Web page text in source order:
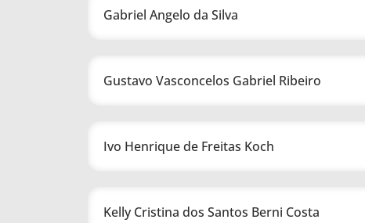
Gabriel Angelo da Silva
Gustavo Vasconcelos Gabriel Ribeiro
Ivo Henrique de Freitas Koch
Kelly Cristina dos Santos Berni Costa